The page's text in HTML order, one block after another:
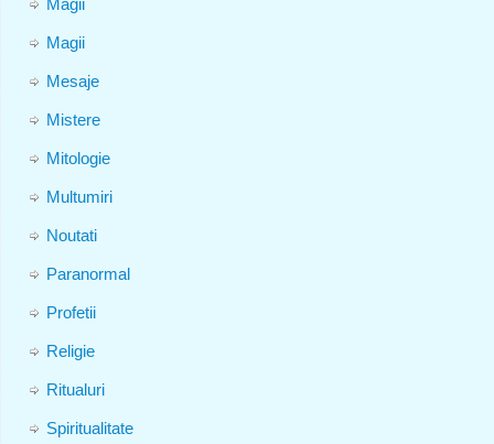
Magii
Mesaje
Mistere
Mitologie
Multumiri
Noutati
Paranormal
Profetii
Religie
Ritualuri
Spiritualitate